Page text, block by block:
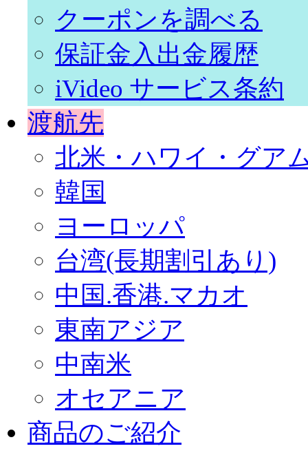
クーポンを調べる
保証金入出金履歴
iVideo サービス条約
渡航先
北米・ハワイ・グア
韓国
ヨーロッパ
台湾(長期割引あり)
中国.香港.マカオ
東南アジア
中南米
オセアニア
商品のご紹介